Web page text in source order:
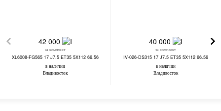
42 000
за комплект
XL6008-FG565 17 J7.5 ET35 5X112 66.56
в наличии
Владивосток
40 000
за комплект
IV-026-DS315 17 J7.5 ET35 5X112 66.56
в наличии
Владивосток